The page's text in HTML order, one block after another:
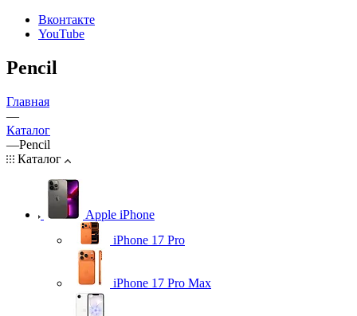
Вконтакте
YouTube
Pencil
Главная
—
Каталог
—Pencil
Каталог
Apple iPhone
iPhone 17 Pro
iPhone 17 Pro Max